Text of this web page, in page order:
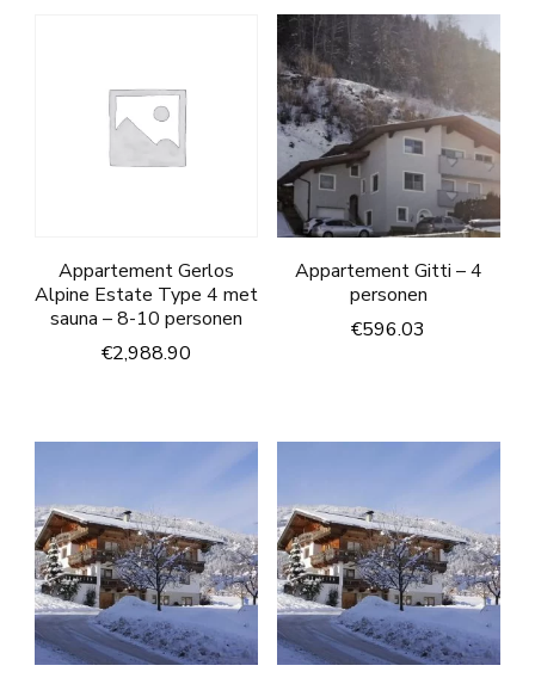
Appartement Gerlos
Alpine Estate Type 4 met
sauna – 8-10 personen
€2,988.90
Appartement Gitti – 4
personen
€596.03